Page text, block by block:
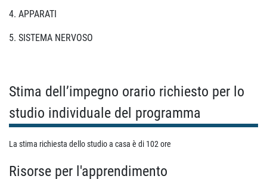
4. APPARATI
5. SISTEMA NERVOSO
Stima dell’impegno orario richiesto per lo
studio individuale del programma
La stima richiesta dello studio a casa è di 102 ore
Risorse per l'apprendimento